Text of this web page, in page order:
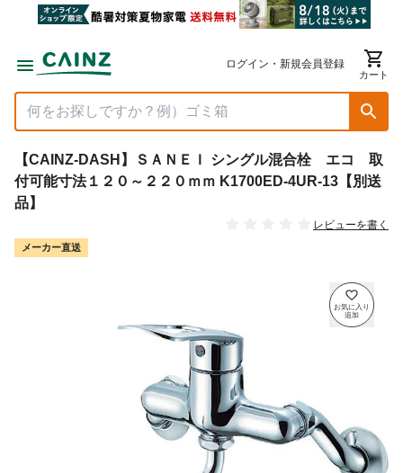
ログイン・新規会員登録
カート
【CAINZ-DASH】ＳＡＮＥＩ シングル混合栓 エコ 取
付可能寸法１２０～２２０ｍｍ K1700ED-4UR-13【別送
品】
レビューを書く
メーカー直送